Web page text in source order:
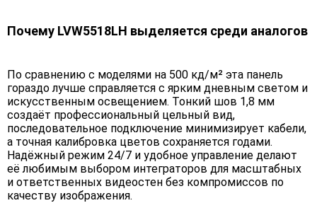
Почему LVW5518LH выделяется среди аналогов
По сравнению с моделями на 500 кд/м² эта панель
гораздо лучше справляется с ярким дневным светом и
искусственным освещением. Тонкий шов 1,8 мм
создаёт профессиональный цельный вид,
последовательное подключение минимизирует кабели,
а точная калибровка цветов сохраняется годами.
Надёжный режим 24/7 и удобное управление делают
её любимым выбором интеграторов для масштабных
и ответственных видеостен без компромиссов по
качеству изображения.